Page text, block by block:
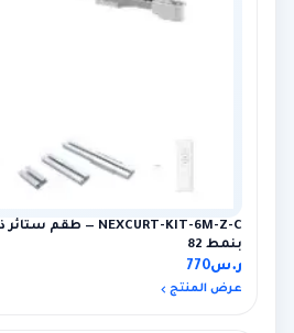
بنمط 82
ر.س770
عرض المنتج